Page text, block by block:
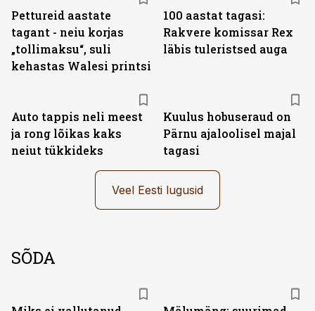
Pettureid aastate
tagant - neiu korjas
„tollimaksu“, suli
kehastas Walesi printsi
100 aastat tagasi:
Rakvere komissar Rex
läbis tuleristsed auga
Auto tappis neli meest
ja rong lõikas kaks
neiut tükkideks
Kuulus hobuseraud on
Pärnu ajaloolisel majal
tagasi
Veel Eesti lugusid
SÕDA